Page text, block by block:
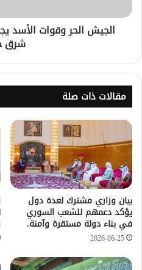
الجيش الحر وقوات الأسد
شرق
مقالات ذات صلة
بيان وزاري مشترك لعدة دول
يؤكد دعمهم للشعب السوري
في بناء دولة مستقرة وآمنة.
2026-06-25